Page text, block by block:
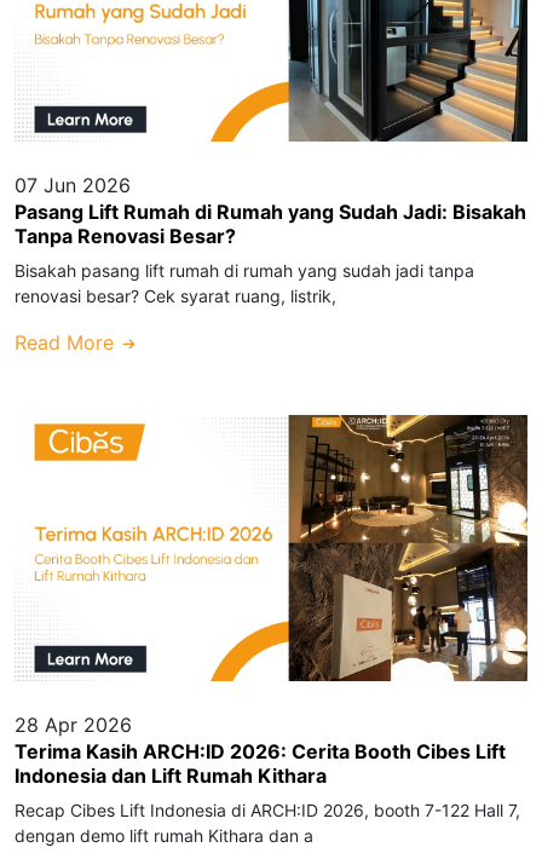
07 Jun 2026
Pasang Lift Rumah di Rumah yang Sudah Jadi: Bisakah
Tanpa Renovasi Besar?
Bisakah pasang lift rumah di rumah yang sudah jadi tanpa
renovasi besar? Cek syarat ruang, listrik,
Read More
28 Apr 2026
Terima Kasih ARCH:ID 2026: Cerita Booth Cibes Lift
Indonesia dan Lift Rumah Kithara
Recap Cibes Lift Indonesia di ARCH:ID 2026, booth 7-122 Hall 7,
dengan demo lift rumah Kithara dan a